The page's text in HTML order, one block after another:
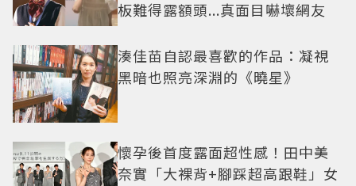
板難得露額頭...真面目嚇壞網友
湊佳苗自認最喜歡的作品：凝視
黑暗也照亮深淵的《曉星》
懷孕後首度露面超性感！田中美
奈實「大裸背+腳踩超高跟鞋」女